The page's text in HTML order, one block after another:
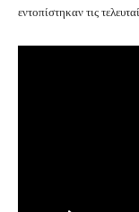
εντοπίστηκαν τις